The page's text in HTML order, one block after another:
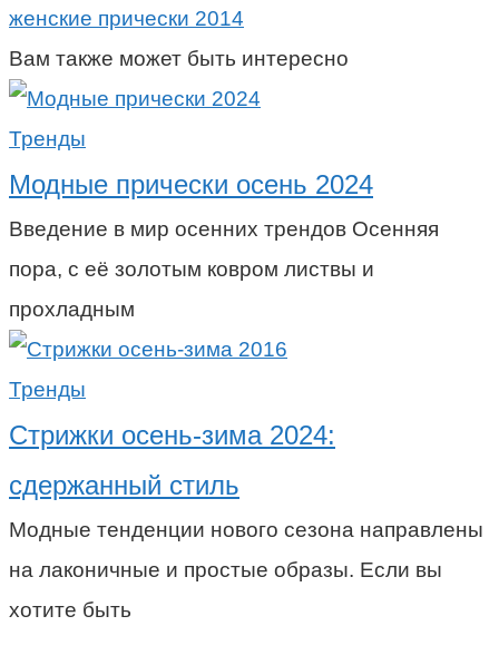
женские прически 2014
Вам также может быть интересно
Тренды
Модные прически осень 2024
Введение в мир осенних трендов Осенняя
пора, с её золотым ковром листвы и
прохладным
Тренды
Стрижки осень-зима 2024:
сдержанный стиль
Модные тенденции нового сезона направлены
на лаконичные и простые образы. Если вы
хотите быть